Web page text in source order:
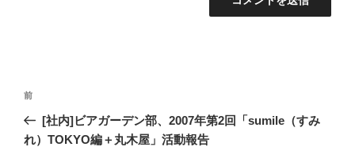
投
ナ
過
去
の
前
[社内]ビアガーデン部、2007年第2回「sumile（すみ
れ）TOKYO編＋丸木屋」活動報告